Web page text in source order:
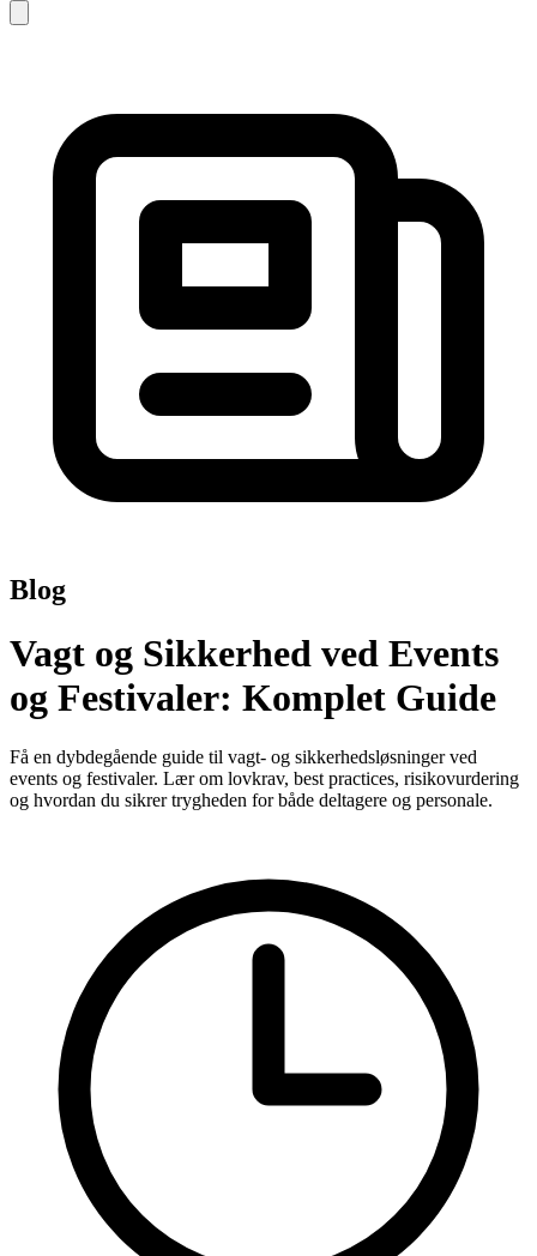
Blog
Vagt og Sikkerhed ved Events
og Festivaler: Komplet Guide
Få en dybdegående guide til vagt- og sikkerhedsløsninger ved
events og festivaler. Lær om lovkrav, best practices, risikovurdering
og hvordan du sikrer trygheden for både deltagere og personale.